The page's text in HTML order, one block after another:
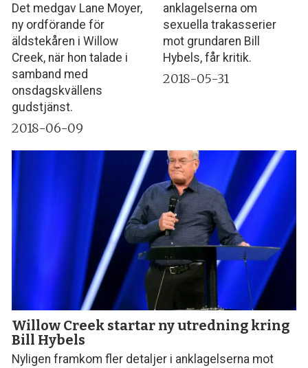
Det medgav Lane Moyer,
ny ordförande för
äldstekåren i Willow
Creek, när hon talade i
samband med
onsdagskvällens
gudstjänst.
2018-06-09
anklagelserna om
sexuella trakasserier
mot grundaren Bill
Hybels, får kritik.
2018-05-31
Willow Creek startar ny utredning kring
Bill Hybels
Nyligen framkom fler detaljer i anklagelserna mot